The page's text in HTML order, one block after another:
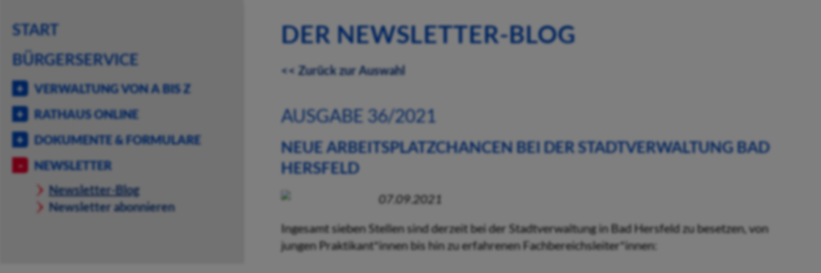
START
BÜRGERSERVICE
VERWALTUNG VON A BIS Z
RATHAUS ONLINE
DOKUMENTE & FORMULARE
NEWSLETTER
Newsletter-Blog
Newsletter abonnieren
DER NEWSLETTER-BLOG
<< Zurück zur Auswahl
AUSGABE 36/2021
NEUE ARBEITSPLATZCHANCEN BEI DER STADTVERWALTUNG BAD
HERSFELD
07.09.2021
Ingesamt sieben Stellen sind derzeit bei der Stadtverwaltung in Bad Hersfeld zu besetzen, von
jungen Praktikant*innen bis hin zu erfahrenen Fachbereichsleiter*innen: